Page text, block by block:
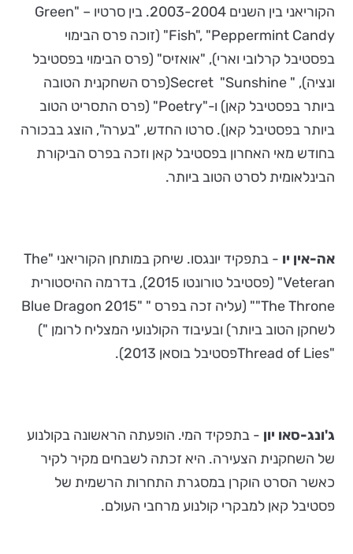
הקוריאני בין השנים 2003-2004. בין סרטיו – "Green
Fish", "Peppermint Candy" (זוכה פרס הבימוי
בפסטיבל קרלובי וארי), "אואזיס" (פרס הבימוי בפסטיבל
ונציה), " Secret "Sunshine(פרס השחקנית הטובה
ביותר בפסטיבל קאן) ו-"Poetry" (פרס התסריט הטוב
ביותר בפסטיבל קאן). סרטו החדש, "בערה", הוצג בבכורה
בחודש מאי האחרון בפסטיבל קאן וזכה בפרס הביקורת
הבינלאומית לסרט הטוב ביותר.
אה-אין יו
- בתפקיד יונגסו. שיחק במותחן הקוריאני "The
Veteran" (פסטיבל טורונטו 2015), בדרמה ההיסטורית
The Throne"" (עליה זכה בפרס " "Blue Dragon 2015
לשחקן הטוב ביותר) ובעיבוד הקולנועי המצליח לרומן ")
"Thread of Liesפסטיבל בוסאן 2013).
ג'ונג-סאו יון - בתפקיד המי. הופעתה הראשונה בקולנוע
של השחקנית הצעירה. היא זכתה לשבחים מקיר לקיר
כאשר הסרט הוקרן במסגרת התחרות הרשמית של
פסטיבל קאן למבקרי קולנוע מרחבי העולם.